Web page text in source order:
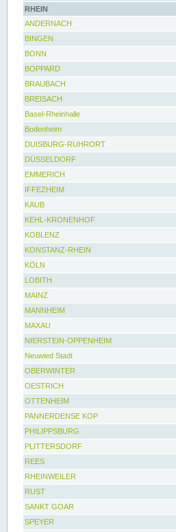
RHEIN
ANDERNACH
BINGEN
BONN
BOPPARD
BRAUBACH
BREISACH
Basel-Rheinhalle
Bodenheim
DUISBURG-RUHRORT
DÜSSELDORF
EMMERICH
IFFEZHEIM
KAUB
KEHL-KRONENHOF
KOBLENZ
KONSTANZ-RHEIN
KÖLN
LOBITH
MAINZ
MANNHEIM
MAXAU
NIERSTEIN-OPPENHEIM
Neuwied Stadt
OBERWINTER
OESTRICH
OTTENHEIM
PANNERDENSE KOP
PHILIPPSBURG
PLITTERSDORF
REES
RHEINWEILER
RUST
SANKT GOAR
SPEYER